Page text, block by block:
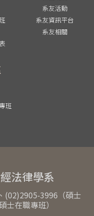
系友活動
系友資訊平台
系友相關
班
法律學系
(02)2905-3996（碩士
在職專班）